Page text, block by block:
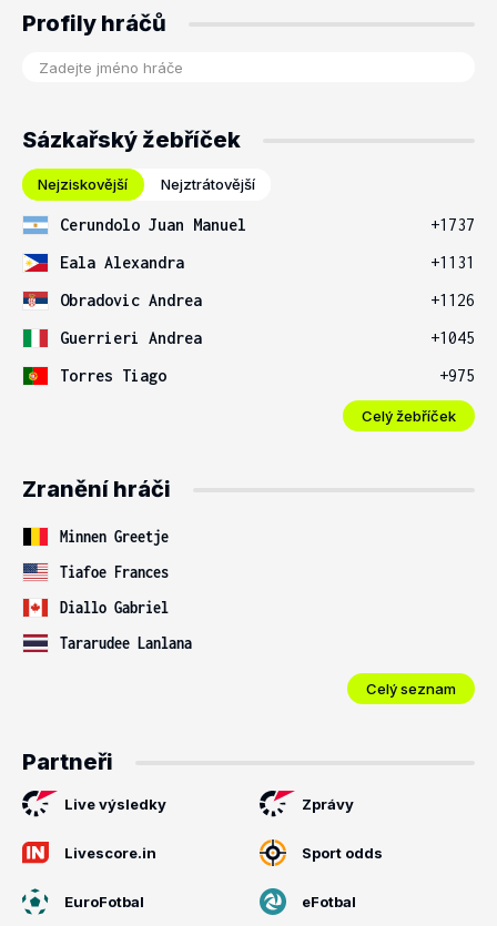
Profily hráčů
Sázkařský žebříček
Nejziskovější Nejztrátovější
Cerundolo Juan Manuel
+1737
Eala Alexandra
+1131
Obradovic Andrea
+1126
Guerrieri Andrea
+1045
Torres Tiago
+975
Celý žebříček
Zranění hráči
Minnen Greetje
Tiafoe Frances
Diallo Gabriel
Tararudee Lanlana
Celý seznam
Partneři
Live výsledky Zprávy
Livescore.in Sport odds
EuroFotbal eFotbal